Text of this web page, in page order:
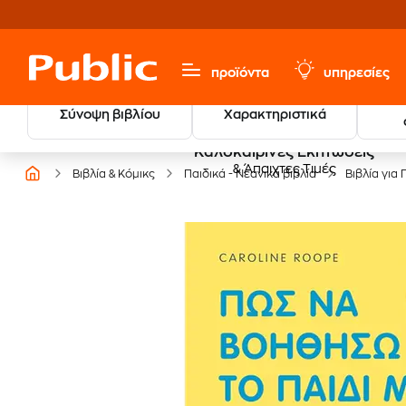
προϊόντα υπηρεσίες
Σύνοψη βιβλίου Χαρακτηριστικά
Καλοκαιρινές Εκπτώσεις
& Άπαιχτες Τιμές
Βιβλία & Κόμικς Παιδικά - Νεανικά βιβλία Βιβλία